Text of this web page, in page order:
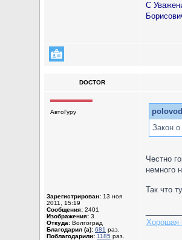
С
DOCTOR
АвтоГуру
Зарегистрирован: 13 ноя
2011, 15:19
Сообщения: 2401
Изображения: 3
Откуда: Волгоград
Благодарил (а): 681 раз.
Поблагодарили: 1185 раз.
Закон
Честно
немного
Так что
Хорошая